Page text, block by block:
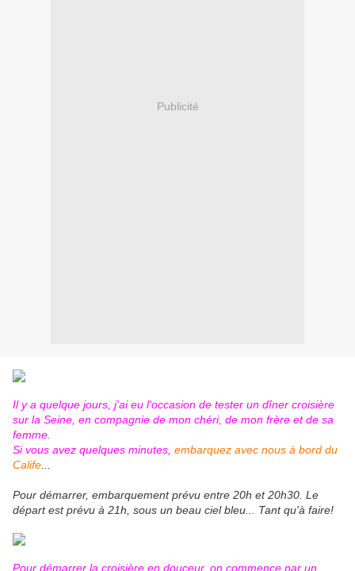
Publicité
Il y a quelque jours, j'ai eu l'occasion de tester un dîner croisière
sur la Seine, en compagnie de mon chéri, de mon frère et de sa
femme.
Si vous avez quelques minutes, embarquez avec nous à bord du
Calife
Pour démarrer, embarquement prévu entre 20h et 20h30. Le
départ est prévu à 21h, sous un beau ciel bleu... Tant qu'à faire!
Pour démarrer la croisière en douceur, on commence par un